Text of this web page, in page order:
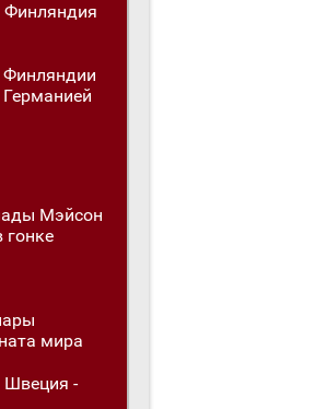
Финляндия
Мэйсон
мира
Швеция -